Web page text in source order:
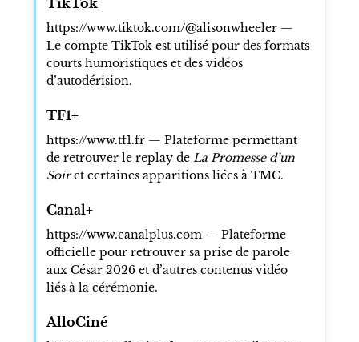
https://www.tiktok.com/@alisonwheeler —
Le compte TikTok est utilisé pour des formats
courts humoristiques et des vidéos
d’autodérision.
TF1+
https://www.tf1.fr — Plateforme permettant
de retrouver le replay de La Promesse d’un
Soiret certaines apparitions liées à TMC.
Canal+
https://www.canalplus.com — Plateforme
officielle pour retrouver sa prise de parole
aux César 2026 et d’autres contenus vidéo
liés à la cérémonie.
AlloCiné